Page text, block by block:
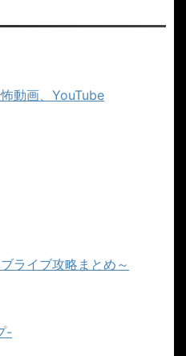
動画、YouTube
ライブ攻略まとめ～
-